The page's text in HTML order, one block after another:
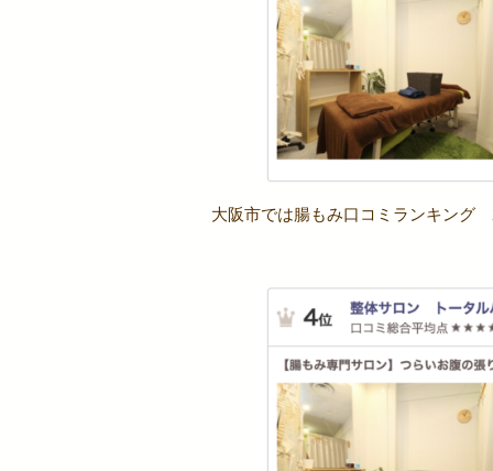
大阪市では腸もみ口コミランキング